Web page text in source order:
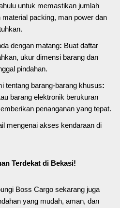
untuk memastikan jumlah
material packing, man power dan
dengan matang: Buat daftar
ukur dimensi barang dan
pindahan.
tentang barang-barang khusus:
barang elektronik berukuran
penanganan yang tepat.
mengenai akses kendaraan di
Terdekat di Bekasi!
Boss Cargo sekarang juga
yang mudah, aman, dan